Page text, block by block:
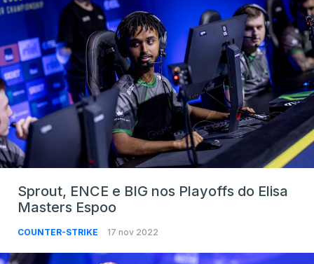
Sprout, ENCE e BIG nos Playoffs do Elisa
Masters Espoo
COUNTER-STRIKE 17 nov 2022